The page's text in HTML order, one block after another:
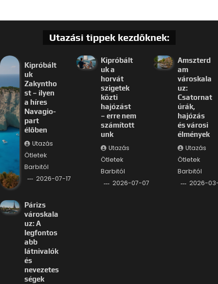
Utazási tippek kezdőknek:
Kipróbált
uk
Zakyntho
st – ilyen
a híres
Navagio-
part
élőben
Utazás
Ötletek
Barbitól
2026-07-17
Kipróbált
uk a
horvát
szigetek
közti
hajózást
– erre nem
számított
unk
Utazás
Ötletek
Barbitól
2026-07-07
Amszterd
am
városkala
uz:
Csatornat
úrák,
hajózás
és városi
élmények
Utazás
Ötletek
Barbitól
2026-
Párizs
városkala
uz: A
legfontos
abb
látnivalók
és
nevezetes
ségek